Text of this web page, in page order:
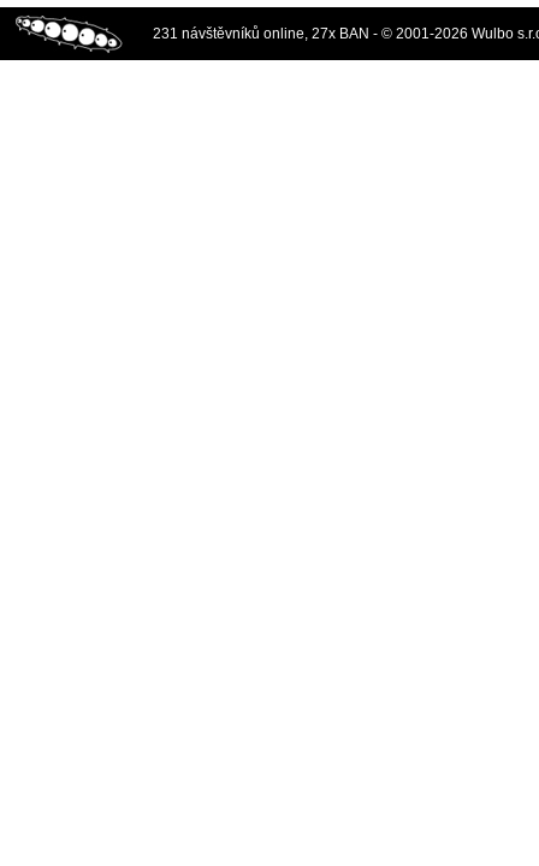
231 návštěvníků online, 27x BAN - © 2001-2026 Wulbo